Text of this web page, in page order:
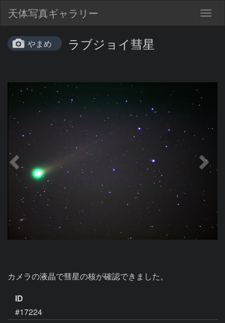
天体写真ギャラリー
やまめ ラブジョイ彗星
カメラの液晶で彗星の核が確認できました。
ID
#17224